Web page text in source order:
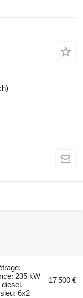
235 kW
6x2
17 500 €